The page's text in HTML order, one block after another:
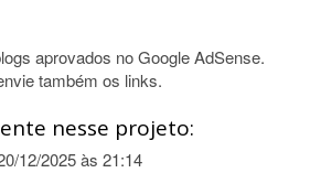
aprovados no Google AdSense.
também os links.
nesse projeto:
12/2025 às 21:14